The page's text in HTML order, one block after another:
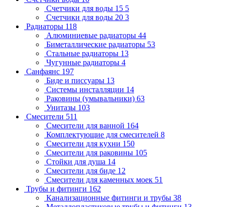
Счетчики для воды 15 5
Счетчики для воды 20 3
Радиаторы 118
Алюминиевые радиаторы 44
Биметаллические радиаторы 53
Стальные радиаторы 13
Чугунные радиаторы 4
Санфаянс 197
Биде и писсуары 13
Системы инсталляции 14
Раковины (умывальники) 63
Унитазы 103
Смесители 511
Смесители для ванной 164
Комплектующие для смесителей 8
Смесители для кухни 150
Смесители для раковины 105
Стойки для душа 14
Смесители для биде 12
Смесители для каменных моек 51
Трубы и фитинги 162
Канализационные фитинги и трубы 38